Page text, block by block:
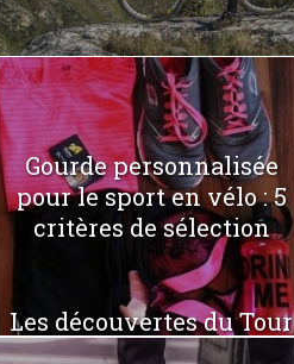
Gourde personnalisée
pour le sport en vélo : 5
critères de sélection
Les découvertes du Tour
de France 2021